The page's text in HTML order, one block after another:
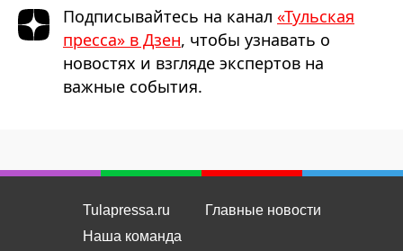
Подписывайтесь на канал «Тульская
пресса» в Дзен, чтобы узнавать о
новостях и взгляде экспертов на
важные события.
Tulapressa.ru
Наша команда
Главные новости